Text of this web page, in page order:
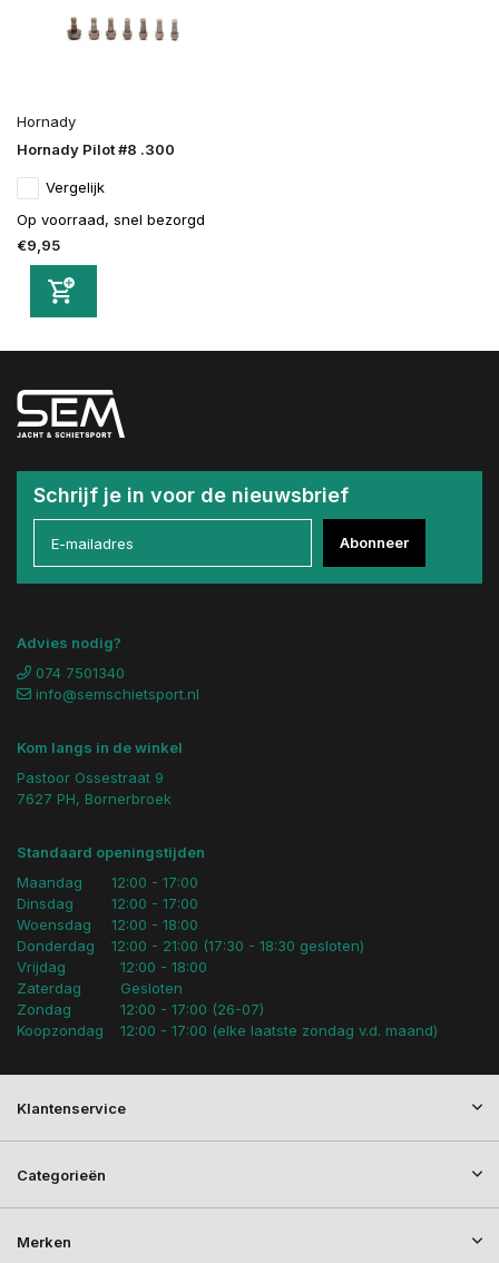
Hornady
Hornady Pilot #8 .300
Vergelijk
Op voorraad, snel bezorgd
€9,95
Schrijf je in voor de nieuwsbrief
Abonneer
Advies nodig?
074 7501340
info@semschietsport.nl
Kom langs in de winkel
Pastoor Ossestraat 9
7627 PH, Bornerbroek
Standaard openingstijden
Maandag
Dinsdag
Woensdag
Donderdag
12:00 - 17:00
12:00 - 17:00
12:00 - 18:00
12:00 - 21:00 (17:30 - 18:30 gesloten)
Vrijdag
Zaterdag
Zondag
Koopzondag
12:00 - 18:00
Gesloten
12:00 - 17:00 (26-07)
12:00 - 17:00 (elke laatste zondag v.d. maand)
Klantenservice
Categorieën
Merken